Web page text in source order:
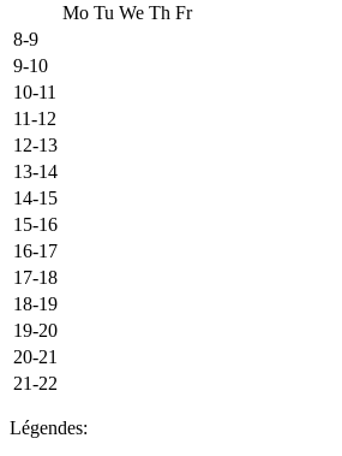
Mo Tu We Th Fr
8-9
9-10
10-11
11-12
12-13
13-14
14-15
15-16
16-17
17-18
18-19
19-20
20-21
21-22
Légendes: